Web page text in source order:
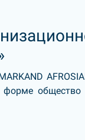
общество